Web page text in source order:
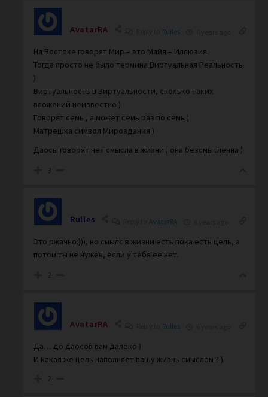
AvatarRA Rulles
На Востоке говорят Мир – это Майя – Иллюзия.
Тогда просто не было термина Виртуальная Реальность
)
Виртуальность в Виртуальности, сколько таких
вложений неизвестно )
Говорят семь , а может семь раз по семь )
Матрешка символ Мироздания )
Даосы говорят нет смысла в жизни , она безсмысленна )
3
Rulles Reply toAvatarRA
Это ржачно:))), но смылс в жизни есть пока есть цель, а
потом ты не нужен, если у тебя ее нет.
2
AvatarRA Rulles
Да… до даосов вам далеко )
И какая же цель наполняет вашу жизнь смыслом ? )
2